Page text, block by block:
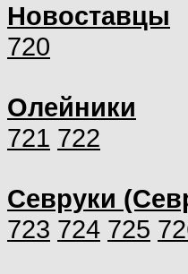
Новоставцы
720
Олейники
721 722
Севруки
723 724 725